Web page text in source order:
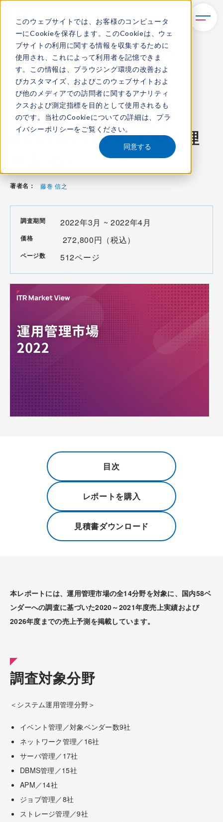
このウェブサイトでは、お客様のコンピュータ
ーにCookieを保存します。このCookieは、ウェ
ブサイトの利用に関する情報を収集するために
使用され、これによって利用者を記憶できま
す。この情報は、ブラウジング環境の改善およ
びカスタマイズ、およびこのウェブサイトおよ
び他のメディアでの訪問者に関するアナリティ
クスおよび測定指標を目的として使用されるも
のです。当社のCookieについての詳細は、 プラ
イバシーポリシーをご覧ください。
同意する
TOP
レポート・ライブラリ
ITR Market View：運用管理市場2022
ITR Market View
コンテンツ番号：M-22001100発刊日：2022年6月9日
ITR Market View：運用管理
著者名： 藤巻 信之
調査期間 2022年3月 ~ 2022年4月
価格 272,800円（税込）
ページ数 512ページ
目次
レポートを購入
見積書ダウンロード
本レポートには、運用管理市場の全14分野を対象に、国内58ベ
ンダーへの調査に基づいた2020～2021年度売上実績および
2026年度までの売上予測を掲載しています。
調査対象分野
＜システム運用管理分野＞
イベント管理／対象ベンダー数9社
ネットワーク管理／16社
サーバ管理／17社
DBMS管理／15社
APM／14社
ジョブ管理／8社
ストレージ管理／9社